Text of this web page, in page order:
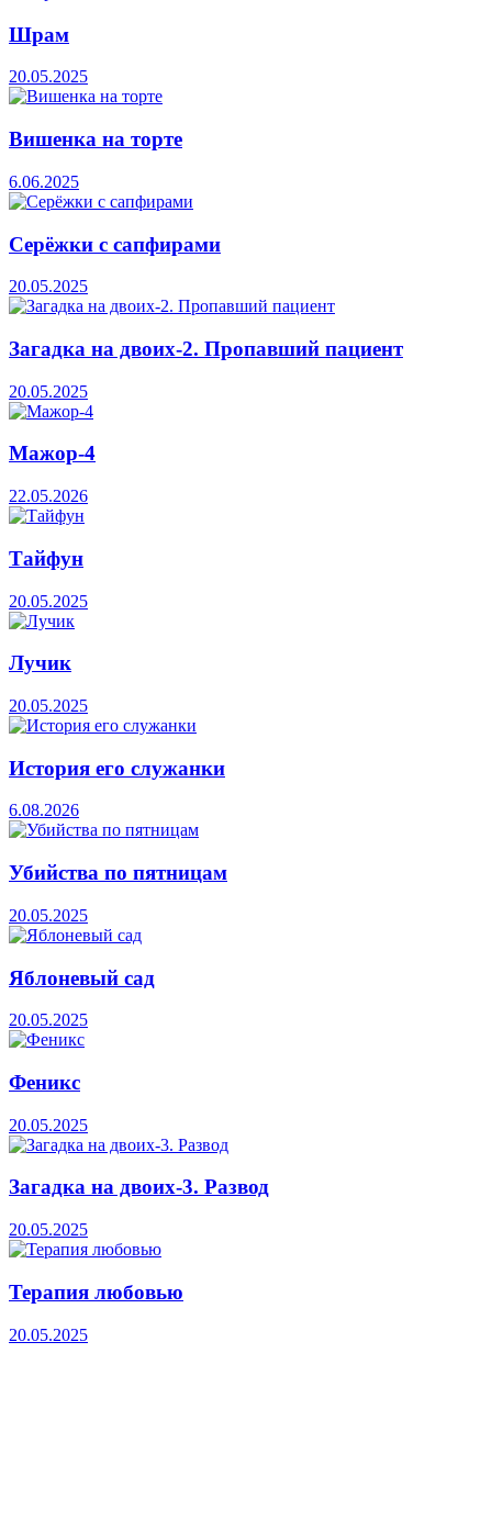
Шрам
20.05.2025
Вишенка на торте
6.06.2025
Серёжки с сапфирами
20.05.2025
Загадка на двоих-2. Пропавший пациент
20.05.2025
Мажор-4
22.05.2026
Тайфун
20.05.2025
Лучик
20.05.2025
История его служанки
6.08.2026
Убийства по пятницам
20.05.2025
Яблоневый сад
20.05.2025
Феникс
20.05.2025
Загадка на двоих-3. Развод
20.05.2025
Терапия любовью
20.05.2025